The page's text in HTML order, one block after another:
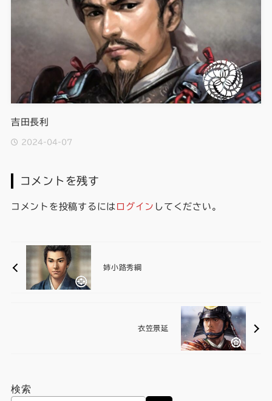
吉田長利
2024-04-07
コメントを残す
コメントを投稿するには ログイン してください。
姉小路秀綱
衣笠景延
検索